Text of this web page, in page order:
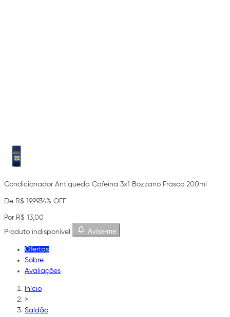
Condicionador Antiqueda Cafeína 3x1 Bozzano Frasco 200ml
De R$ 19,9934% OFF
Por R$ 13,00
Produto indisponível
Avise-me
Ofertas
Sobre
Avaliações
Início
>
Saldão